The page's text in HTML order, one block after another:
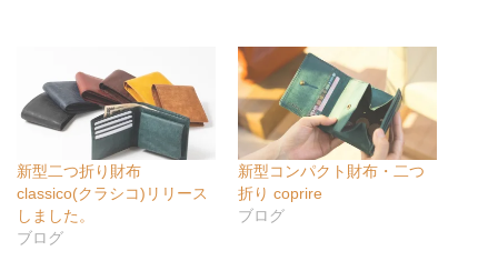
新型二つ折り財布
classico(クラシコ)リリース
しました。
ブログ
新型コンパクト財布・二つ
折り coprire
ブログ